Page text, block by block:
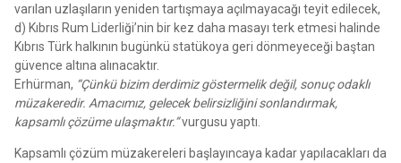
varılan uzlaşıların yeniden tartışmaya açılmayacağı teyit edilecek,
d) Kıbrıs Rum Liderliği’nin bir kez daha masayı terk etmesi halinde
Kıbrıs Türk halkının bugünkü statükoya geri dönmeyeceği baştan
güvence altına alınacaktır.
Erhürman, “Çünkü bizim derdimiz göstermelik değil, sonuç odaklı
müzakeredir. Amacımız, gelecek belirsizliğini sonlandırmak,
kapsamlı çözüme ulaşmaktır.”vurgusu yaptı.
Kapsamlı çözüm müzakereleri başlayıncaya kadar yapılacakları da